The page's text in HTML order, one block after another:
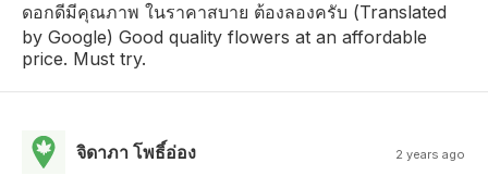
ดอกดีมีคุณภาพ ในราคาสบาย ต้องลองครับ (Translated
by Google) Good quality flowers at an affordable
price. Must try.
จิดาภา โพธิ์อ่อง 2 years ago